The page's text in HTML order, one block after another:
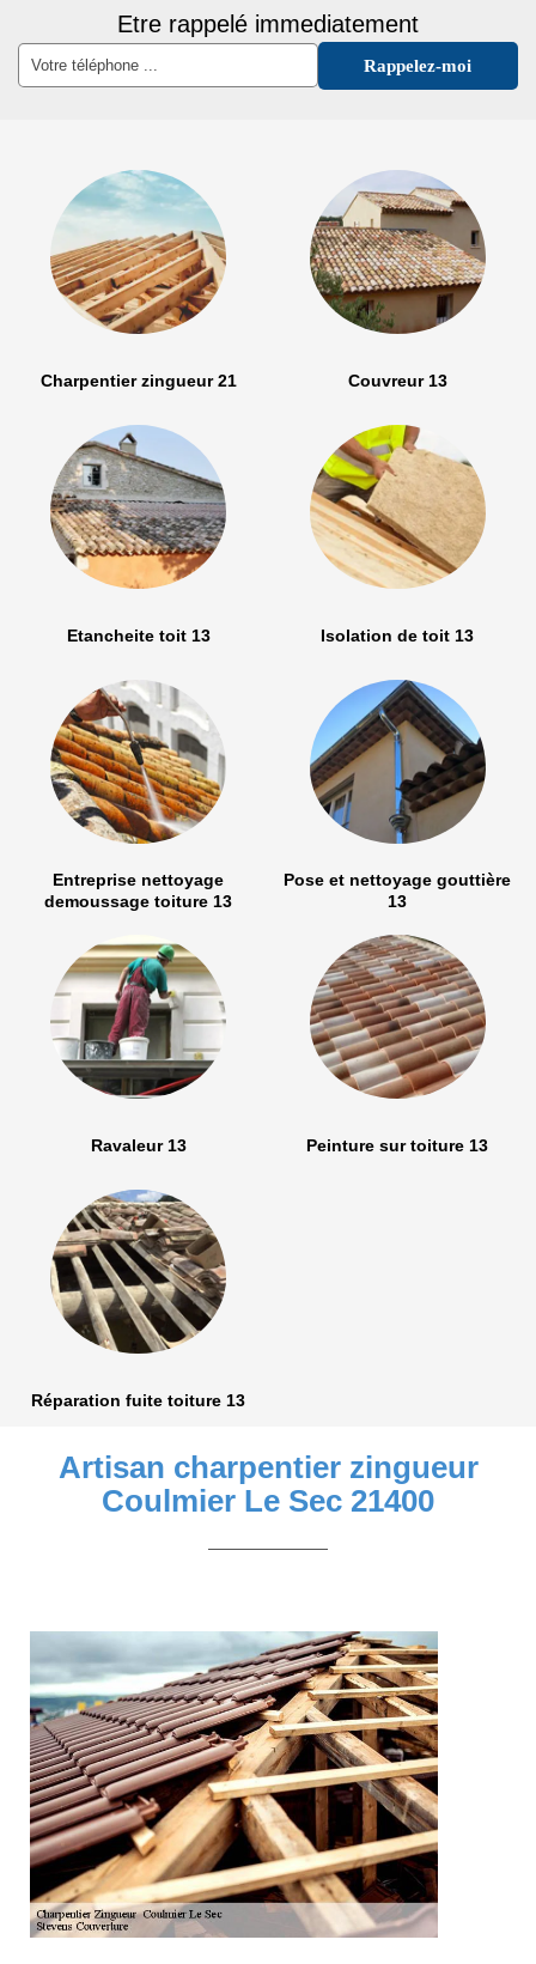
Etre rappelé immediatement
Charpentier zingueur 21 Couvreur 13
Etancheite toit 13 Isolation de toit 13
Entreprise nettoyage
demoussage toiture 13
Pose et nettoyage gouttière
13
Ravaleur 13 Peinture sur toiture 13
Réparation fuite toiture 13
Artisan charpentier zingueur
Coulmier Le Sec 21400